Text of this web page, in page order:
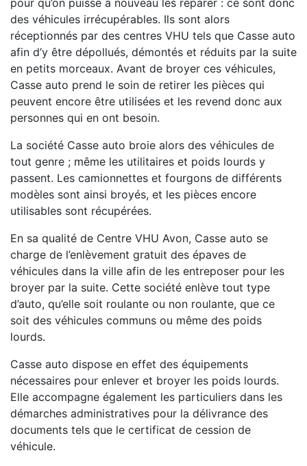
pour qu’on puisse à nouveau les réparer : ce sont donc
des véhicules irrécupérables. Ils sont alors
réceptionnés par des centres VHU tels que Casse auto
afin d’y être dépollués, démontés et réduits par la suite
en petits morceaux. Avant de broyer ces véhicules,
Casse auto prend le soin de retirer les pièces qui
peuvent encore être utilisées et les revend donc aux
personnes qui en ont besoin.
La société Casse auto broie alors des véhicules de
tout genre ; même les utilitaires et poids lourds y
passent. Les camionnettes et fourgons de différents
modèles sont ainsi broyés, et les pièces encore
utilisables sont récupérées.
En sa qualité de Centre VHU Avon, Casse auto se
charge de l’enlèvement gratuit des épaves de
véhicules dans la ville afin de les entreposer pour les
broyer par la suite. Cette société enlève tout type
d’auto, qu’elle soit roulante ou non roulante, que ce
soit des véhicules communs ou même des poids
lourds.
Casse auto dispose en effet des équipements
nécessaires pour enlever et broyer les poids lourds.
Elle accompagne également les particuliers dans les
démarches administratives pour la délivrance des
documents tels que le certificat de cession de
véhicule.